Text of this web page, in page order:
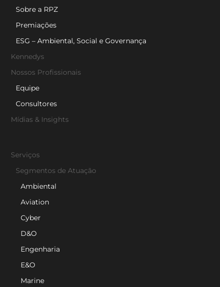
Sobre a RPZ
Premiações
ESG – Ambiental, Social e Governança
Kennedys
Nossos Profissionais
Equipe
Consultores
Mídias & Insights
Serviços
Segmentos de Atuação
Ambiental
Aviation
Cyber
D&O
Engenharia
E&O
Marine